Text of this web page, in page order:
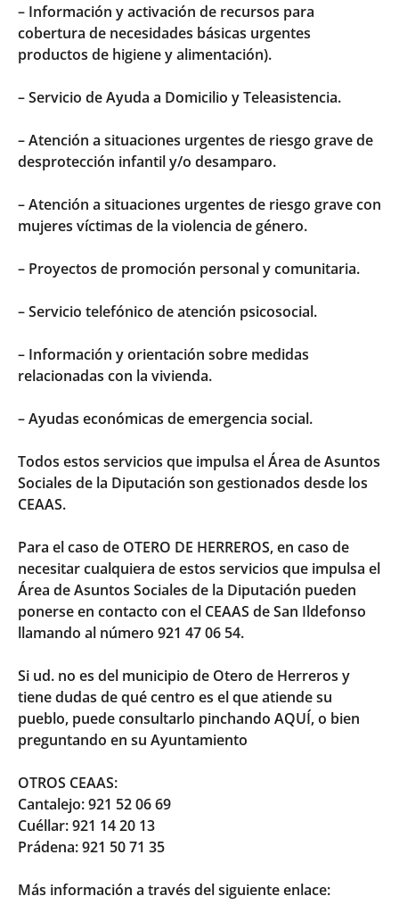
– Información y activación de recursos para
cobertura de necesidades básicas urgentes
productos de higiene y alimentación).
– Servicio de Ayuda a Domicilio y Teleasistencia.
– Atención a situaciones urgentes de riesgo grave de
desprotección infantil y/o desamparo.
– Atención a situaciones urgentes de riesgo grave con
mujeres víctimas de la violencia de género.
– Proyectos de promoción personal y comunitaria.
– Servicio telefónico de atención psicosocial.
– Información y orientación sobre medidas
relacionadas con la vivienda.
– Ayudas económicas de emergencia social.
Todos estos servicios que impulsa el Área de Asuntos
Sociales de la Diputación son gestionados desde los
CEAAS.
Para el caso de OTERO DE HERREROS, en caso de
necesitar cualquiera de estos servicios que impulsa el
Área de Asuntos Sociales de la Diputación pueden
ponerse en contacto con el CEAAS de San Ildefonso
llamando al número 921 47 06 54.
Si ud. no es del municipio de Otero de Herreros y
tiene dudas de qué centro es el que atiende su
pueblo, puede consultarlo pinchando AQUÍ, o bien
preguntando en su Ayuntamiento
OTROS CEAAS:
Cantalejo: 921 52 06 69
Cuéllar: 921 14 20 13
Prádena: 921 50 71 35
Más información a través del siguiente enlace: